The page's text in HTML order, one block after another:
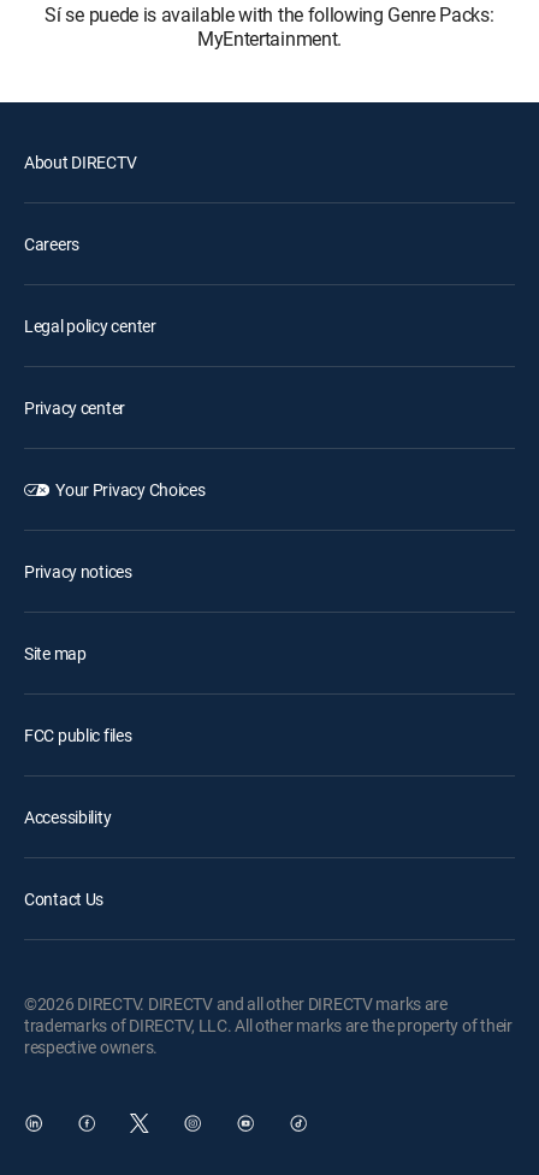
Sí se puede is available with the following Genre Packs:
MyEntertainment.
About DIRECTV
Careers
Legal policy center
Privacy center
Your Privacy Choices
Privacy notices
Site map
FCC public files
Accessibility
Contact Us
©2026 DIRECTV. DIRECTV and all other DIRECTV marks are
trademarks of DIRECTV, LLC. All other marks are the property of their
respective owners.